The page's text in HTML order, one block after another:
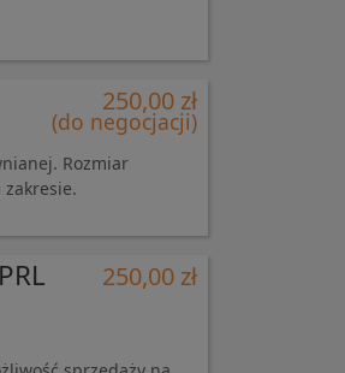
250,00 zł
(do negocjacji)
Rozmiar
250,00 zł